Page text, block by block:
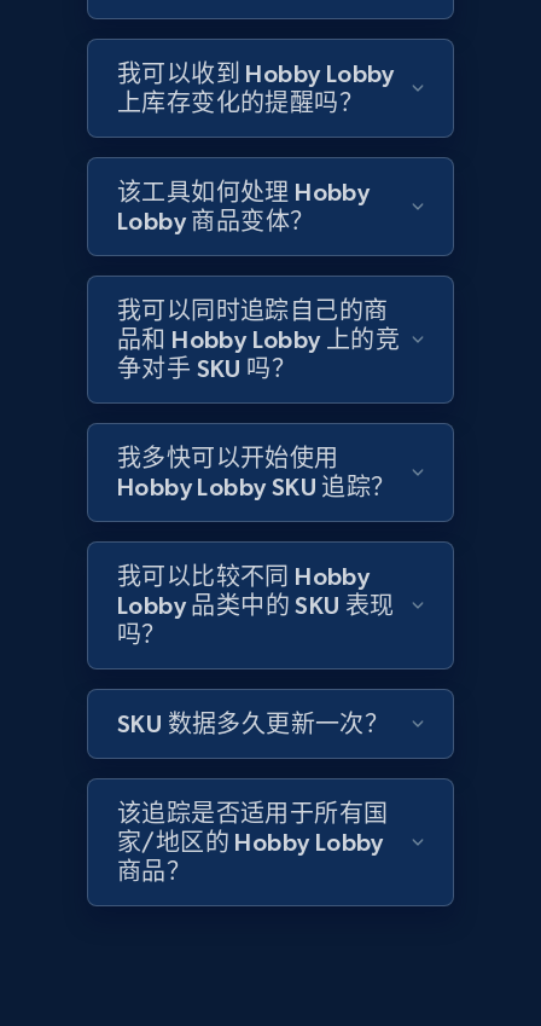
Amazon products global dataset - Collects
products by specific category URL
Title, Seller name, Brand, Description, Initial
price, Currency, Availability, Reviews count, and
2.1K+ 375+ 立即开始
Amazon products global dataset -
Collecting products by keyword search
Title, Seller name, Brand, Description, Initial
price, Currency, Availability, Reviews count, and
2.1K+ 375+
products by best sellers category URL
Title, Seller name, Brand, Description, Initial
price, Currency, Availability, Reviews count, and
2.1K+
我可以收到 Hobby Lobby
上库存变化的提醒吗？
该工具如何处理 Hobby
Lobby 商品变体？
我可以同时追踪自己的商
品和 Hobby Lobby 上的竞
争对手 SKU 吗？
我多快可以开始使用
Hobby Lobby SKU 追踪？
我可以比较不同 Hobby
Lobby 品类中的 SKU 表现
吗？
SKU 数据多久更新一次？
该追踪是否适用于所有国
家/地区的 Hobby Lobby
商品？